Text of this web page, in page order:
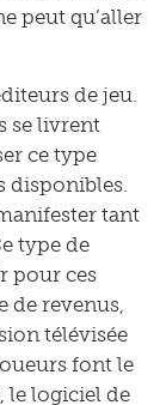
peut qu’aller
de jeu.
se livrent
ce type
disponibles.
tant
type de
pour ces
de revenus,
télévisée
font le
le logiciel de